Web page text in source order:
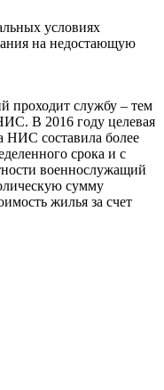
условиях
на недостающую
проходит службу – тем
В 2016 году целевая
НИС составила более
срока и с
военнослужащий
сумму
жилья за счет